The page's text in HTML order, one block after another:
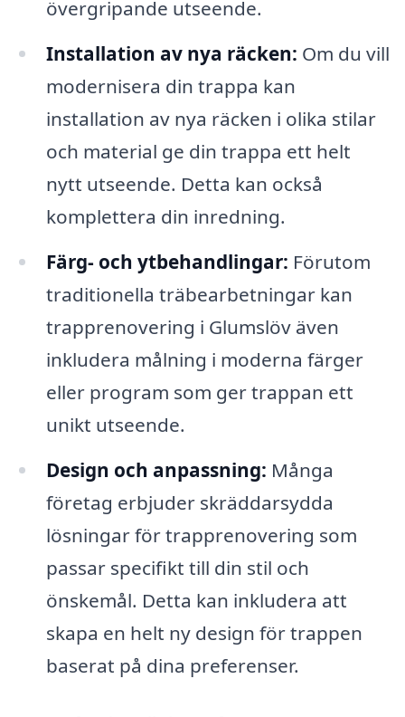
övergripande utseende.
Installation av nya räcken: Om du vill
modernisera din trappa kan
installation av nya räcken i olika stilar
och material ge din trappa ett helt
nytt utseende. Detta kan också
komplettera din inredning.
Färg- och ytbehandlingar: Förutom
traditionella träbearbetningar kan
trapprenovering i Glumslöv även
inkludera målning i moderna färger
eller program som ger trappan ett
unikt utseende.
Design och anpassning: Många
företag erbjuder skräddarsydda
lösningar för trapprenovering som
passar specifikt till din stil och
önskemål. Detta kan inkludera att
skapa en helt ny design för trappen
baserat på dina preferenser.